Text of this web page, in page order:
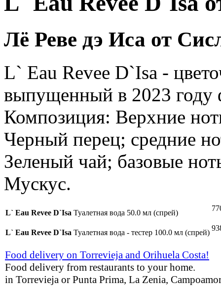
Лё Реве дэ Иса от
L` Eau Revee D`Isa -
выпущенный в 2023 году
Композиция: Верхние
Черный перец; средние
Зеленый чай; базовые
Мускус.
L` Eau Revee D`Isa Туалетная вода 50.0 мл (спрей)
L` Eau Revee D`Isa Туалетная вода - тестер 100.0 мл (спрей)
Food delivery on Torrevieja and Orihuela Costa!
Food delivery from restaurants to your home.
in Torrevieja or Punta Prima, La Zenia,